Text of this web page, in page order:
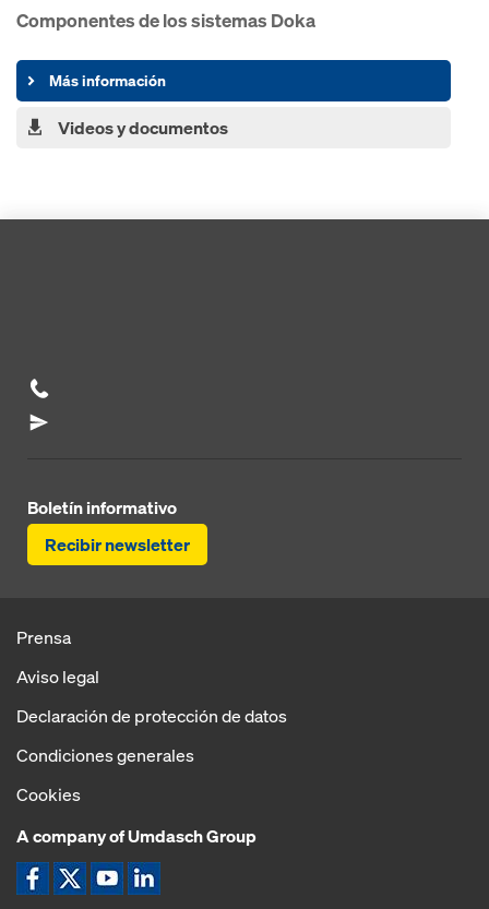
Componentes de los sistemas Doka
Más información
Videos y documentos
Boletín informativo
Recibir newsletter
Prensa
Aviso legal
Declaración de protección de datos
Condiciones generales
Cookies
A company of Umdasch Group